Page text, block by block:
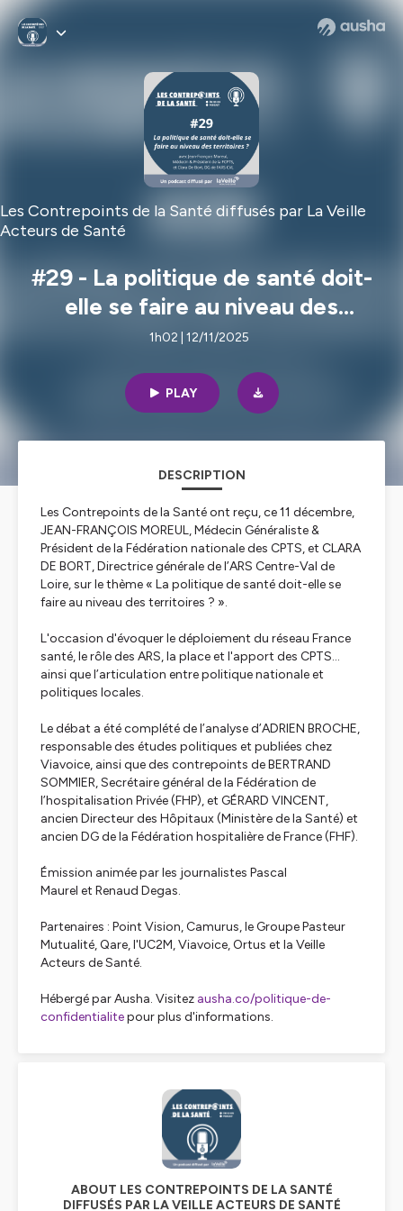
Les Contrepoints de la Santé diffusés par La Veille
Acteurs de Santé
#29 - La politique de santé doit-
elle se faire au niveau des
territoires ?
1h02 | 12/11/2025
PLAY
DESCRIPTION
Les Contrepoints de la Santé ont reçu, ce 11 décembre,
JEAN-FRANÇOIS MOREUL, Médecin Généraliste &
Président de la Fédération nationale des CPTS, et CLARA
DE BORT, Directrice générale de l’ARS Centre-Val de
Loire, sur le thème « La politique de santé doit-elle se
faire au niveau des territoires ? ».
L'occasion d'évoquer le déploiement du réseau France
santé, le rôle des ARS, la place et l'apport des CPTS...
ainsi que l’articulation entre politique nationale et
politiques locales.
Le débat a été complété de l’analyse d’ADRIEN BROCHE,
responsable des études politiques et publiées chez
Viavoice, ainsi que des contrepoints de BERTRAND
SOMMIER, Secrétaire général de la Fédération de
l’hospitalisation Privée (FHP), et GÉRARD VINCENT,
ancien Directeur des Hôpitaux (Ministère de la Santé) et
ancien DG de la Fédération hospitalière de France (FHF).
Émission animée par les journalistes Pascal
Maurel et Renaud Degas.
Partenaires : Point Vision, Camurus, le Groupe Pasteur
Mutualité, Qare, l'UC2M, Viavoice, Ortus et la Veille
Acteurs de Santé.
Hébergé par Ausha. Visitez ausha.co/politique-de-
confidentialitepour plus d'informations.
ABOUT LES CONTREPOINTS DE LA SANTÉ
DIFFUSÉS PAR LA VEILLE ACTEURS DE SANTÉ